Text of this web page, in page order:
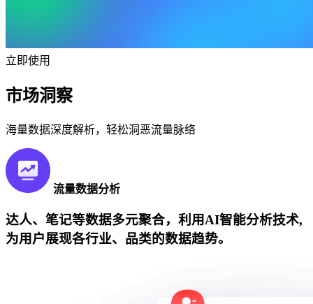
立即使用
市场洞察
海量数据深度解析，轻松洞恶流量脉络
流量数据分析
达人、笔记等数据多元聚合，利用AI智能分析技术,
为用户展现各行业、品类的数据趋势。